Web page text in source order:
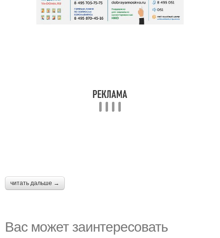
читать дальше →
Вас может заинтересовать